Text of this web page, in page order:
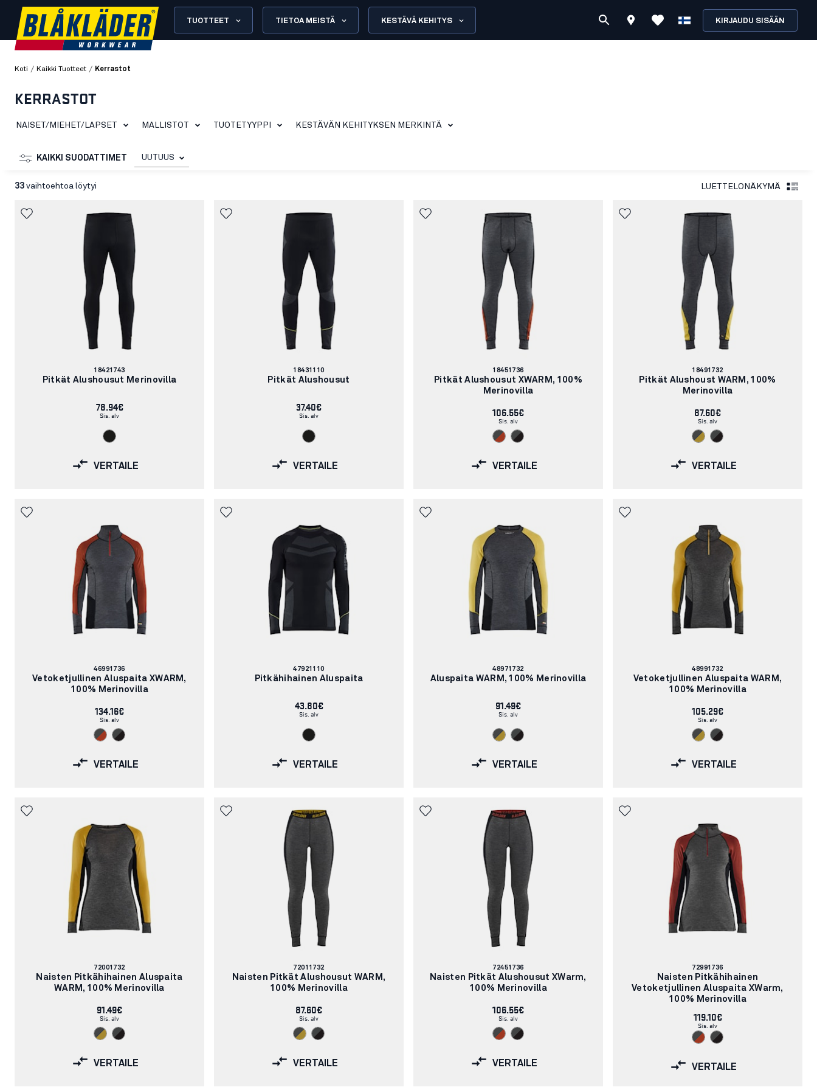
TUOTTEET TIETOA MEISTÄ KESTÄVÄ KEHITYS KIRJAUDU SISÄÄN
Koti / Kaikki Tuotteet / Kerrastot
KERRASTOT
NAISET/MIEHET/LAPSET MALLISTOT TUOTETYYPPI KESTÄVÄN KEHITYKSEN MERKINTÄ
KAIKKI SUODATTIMET UUTUUS
33 vaihtoehtoa löytyi LUETTELONÄKYMÄ
Tuotenumero:
18421743
Pitkät Alushousut Merinovilla
78.94€
Sis. alv
VERTAILE
Tuotenumero:
18431110
Pitkät Alushousut
37.40€
Sis. alv
VERTAILE
Tuotenumero:
18451736
Pitkät Alushousut XWARM, 100%
Merinovilla
106.55€
Sis. alv
VERTAILE
Tuotenumero:
18491732
Pitkät Alushoust WARM, 100%
Merinovilla
87.60€
Sis. alv
VERTAILE
Tuotenumero:
46991736
Vetoketjullinen Aluspaita XWARM,
100% Merinovilla
134.16€
Sis. alv
VERTAILE
Tuotenumero:
47921110
Pitkähihainen Aluspaita
43.80€
Sis. alv
VERTAILE
Tuotenumero:
48971732
Aluspaita WARM, 100% Merinovilla
91.49€
Sis. alv
VERTAILE
Tuotenumero:
48991732
Vetoketjullinen Aluspaita WARM,
100% Merinovilla
105.29€
Sis. alv
VERTAILE
Tuotenumero:
72001732
Naisten Pitkähihainen Aluspaita
WARM, 100% Merinovilla
91.49€
Sis. alv
VERTAILE
Tuotenumero:
72011732
Naisten Pitkät Alushousut WARM,
100% Merinovilla
87.60€
Sis. alv
VERTAILE
Tuotenumero:
72451736
Naisten Pitkät Alushousut XWarm,
100% Merinovilla
106.55€
Sis. alv
VERTAILE
Tuotenumero:
72991736
Naisten Pitkähihainen
Vetoketjullinen Aluspaita XWarm,
100% Merinovilla
119.10€
Sis. alv
VERTAILE